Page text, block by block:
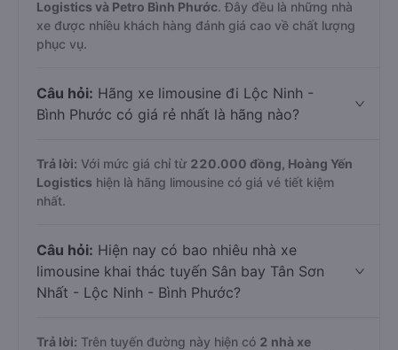
Logistics và Petro Bình Phước. Đây đều là những nhà
xe được nhiều khách hàng đánh giá cao về chất lượng
phục vụ.
Câu hỏi: Hãng xe limousine đi Lộc Ninh -
Bình Phước có giá rẻ nhất là hãng nào?
Trả lời: Với mức giá chỉ từ 220.000 đồng, Hoàng Yến
Logistics hiện là hãng limousine có giá vé tiết kiệm
nhất.
Câu hỏi: Hiện nay có bao nhiêu nhà xe
limousine khai thác tuyến Sân bay Tân Sơn
Nhất - Lộc Ninh - Bình Phước?
Trả lời: Trên tuyến đường này hiện có 2 nhà xe